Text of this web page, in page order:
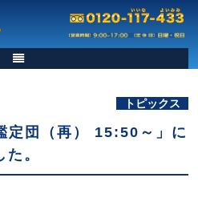
トピックス
定団（再） 15:50～」に
。